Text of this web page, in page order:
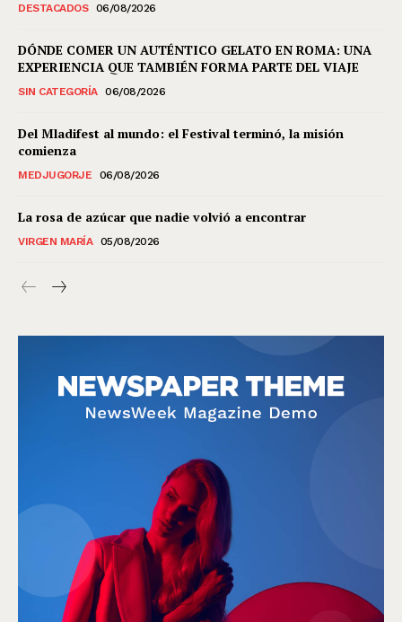
DESTACADOS 06/08/2026
DÓNDE COMER UN AUTÉNTICO GELATO EN ROMA: UNA
EXPERIENCIA QUE TAMBIÉN FORMA PARTE DEL VIAJE
SIN CATEGORÍA 06/08/2026
Del Mladifest al mundo: el Festival terminó, la misión
comienza
MEDJUGORJE 06/08/2026
La rosa de azúcar que nadie volvió a encontrar
VIRGEN MARÍA 05/08/2026